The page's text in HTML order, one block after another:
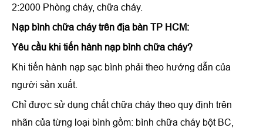
2:2000 Phòng cháy, chữa cháy.
Nạp bình chữa cháy trên địa bàn TP HCM:
Yêu cầu khi tiến hành nạp bình chữa cháy?
Khi tiến hành nạp sạc bình phải theo hướng dẫn của
người sản xuất.
Chỉ được sử dụng chất chữa cháy theo quy định trên
nhãn của từng loại bình gồm: bình chữa cháy bột BC,